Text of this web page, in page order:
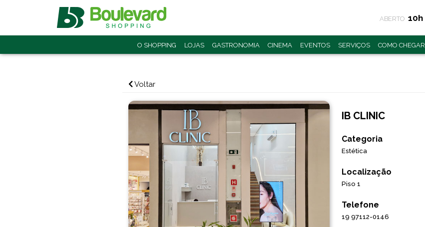
ABERTO 10h
O SHOPPING LOJAS GASTRONOMIA CINEMA EVENTOS SERVIÇOS COMO CHEGAR
Voltar
IB CLINIC
Categoria
Estética
Localização
Piso 1
Telefone
19 97112-0146